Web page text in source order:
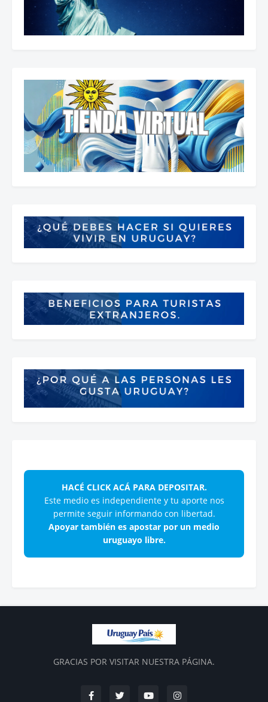
HACÉ CLICK ACÁ PARA DEPOSITAR.
Este medio es independiente y tu aporte nos
permite seguir informando con libertad.
Apoyar también es apostar por un medio
uruguayo libre.
GRACIAS POR VISITAR NUESTRA PÁGINA.